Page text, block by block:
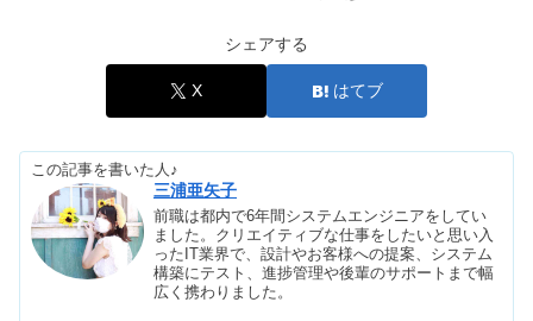
【木星人プラス】大殺界の過ごし方
は？性格悪い＆大器晩成？
水星人マイナスの性格｜霊合星人＆女
性は？2023年の大殺界も
【火星人プラス】性格悪い？男女の違
シェアする
X はてブ
この記事を書いた人♪
三浦亜矢子
前職は都内で6年間システムエンジニアをしてい
ました。クリエイティブな仕事をしたいと思い入
ったIT業界で、設計やお客様への提案、システム
構築にテスト、進捗管理や後輩のサポートまで幅
広く携わりました。